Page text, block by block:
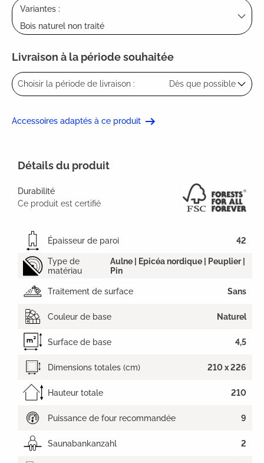
Variantes :
Bois naturel non traité
Livraison à la période souhaitée
Choisir la période de livraison : Dès que possible
Accessoires adaptés à ce produit
Détails du produit
Durabilité
Ce produit est certifié
Épaisseur de paroi 42
Type de
matériau
Aulne | Epicéa nordique | Peuplier |
Pin
Traitement de surface Sans
Couleur de base Naturel
Surface de base 4,5
Dimensions totales (cm) 210 x 226
Hauteur totale 210
Puissance de four recommandée 9
Saunabankanzahl 2